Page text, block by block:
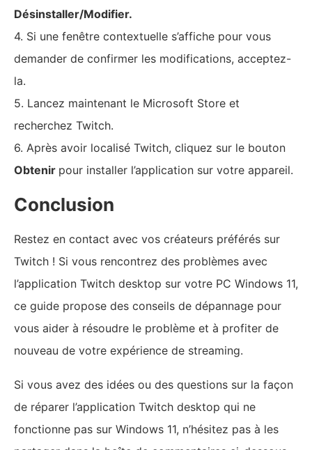
Désinstaller/Modifier.
4. Si une fenêtre contextuelle s’affiche pour vous
demander de confirmer les modifications, acceptez-
la.
5. Lancez maintenant le Microsoft Store et
recherchez Twitch.
6. Après avoir localisé Twitch, cliquez sur le bouton
Obtenir pour installer l’application sur votre appareil.
Conclusion
Restez en contact avec vos créateurs préférés sur
Twitch ! Si vous rencontrez des problèmes avec
l’application Twitch desktop sur votre PC Windows 11,
ce guide propose des conseils de dépannage pour
vous aider à résoudre le problème et à profiter de
nouveau de votre expérience de streaming.
Si vous avez des idées ou des questions sur la façon
de réparer l’application Twitch desktop qui ne
fonctionne pas sur Windows 11, n’hésitez pas à les